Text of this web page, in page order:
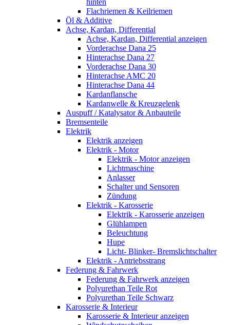
Flachriemen & Keilriemen
Öl & Additive
Achse, Kardan, Differential
Achse, Kardan, Differential anzeigen
Vorderachse Dana 25
Hinterachse Dana 27
Vorderachse Dana 30
Hinterachse AMC 20
Hinterachse Dana 44
Kardanflansche
Kardanwelle & Kreuzgelenk
Auspuff / Katalysator & Anbauteile
Bremsenteile
Elektrik
Elektrik anzeigen
Elektrik - Motor
Elektrik - Motor anzeigen
Lichtmaschine
Anlasser
Schalter und Sensoren
Zündung
Elektrik - Karosserie
Elektrik - Karosserie anzeigen
Glühlampen
Beleuchtung
Hupe
Licht- Blinker- Bremslichtschalter
Elektrik - Antriebsstrang
Federung & Fahrwerk
Federung & Fahrwerk anzeigen
Polyurethan Teile Rot
Polyurethan Teile Schwarz
Karosserie & Interieur
Karosserie & Interieur anzeigen